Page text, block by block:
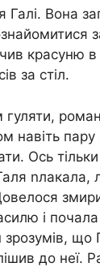
Галі. Вона
красуню в
за стіл.
навіть пару
Ось
nлакала,
і почала
зрозумів, що
до неї.